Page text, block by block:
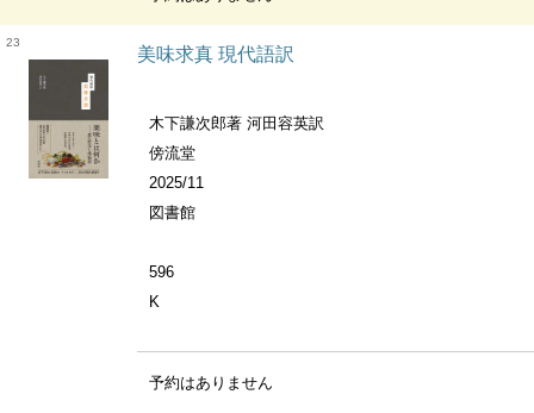
23
美味求真 現代語訳
木下謙次郎著 河田容英訳
傍流堂
2025/11
図書館
596
K
予約はありません